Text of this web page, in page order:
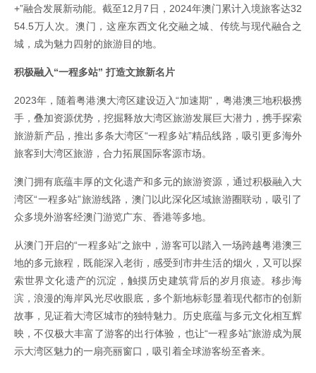
+”融合发展新动能。截至12月7日，2024年澳门累计入境旅客达32
54.5万人次。澳门，这座东西文化交融之城、传统与现代融合之
城，成为魅力四射的旅游目的地。
积极融入“一程多站” 打造文旅新名片
2023年，随着粤港澳大湾区建设迈入“加速期”，粤港澳三地积极携
手，叠加资源优势，挖掘释放大湾区旅游发展巨大潜力，携手探索
旅游新产品，推出多条大湾区“一程多站”精品线路，吸引更多海外
旅客到大湾区旅游，合力拓展国际客源市场。
澳门拥有底蕴丰厚的文化遗产和多元的旅游资源，通过积极融入大
湾区“一程多站”旅游线路，澳门以此深化区域旅游圈联动，吸引了
众多境外游客经澳门游览广东、香港等多地。
从澳门开启的“一程多站”之旅中，游客可以踏入一场跨越粤港澳三
地的多元旅程，既能深入老街，感受到市井生活的烟火，又可以探
索世界文化遗产的沉淀，触摸历史建筑背后的岁月痕迹。移步海
滨，浪漫的海岸风光尽收眼底，多个新地标彰显着现代都市的创新
故事，见证着大湾区城市的独特魅力。历史底蕴与多元文化相互辉
映，不仅极大丰富了游客的出行体验，也让“一程多站”旅游成为展
示大湾区魅力的一扇亮丽窗口，吸引着全球游客纷至沓来。